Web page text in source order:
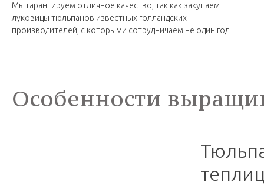
Мы гарантируем отличное качество, так как закупаем
луковицы тюльпанов известных голландских
производителей, с которыми сотрудничаем не один год.
Особенности